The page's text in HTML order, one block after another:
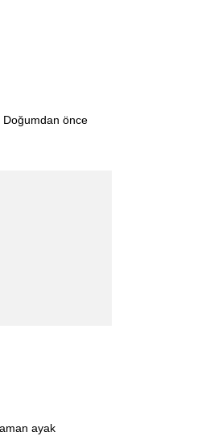
Doğumdan önce
ayak